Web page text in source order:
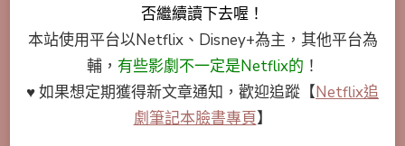
否繼續讀下去喔！
本站使用平台以Netflix、Disney+為主，其他平台為
輔， 有些影劇不一定是Netflix的 ！
♥ 如果想定期獲得新文章通知，歡迎追蹤 【Netflix追
劇筆記本臉書專頁】